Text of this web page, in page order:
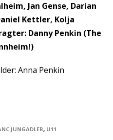
Jan Gense, Darian
Kettler, Kolja
Danny Penkin (The
Anna Penkin
, U11